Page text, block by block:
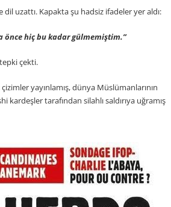
dil uzattı. Kapakta şu hadsiz ifadeler yer aldı:
önce hiç bu kadar gülmemiştim.”
çekti.
yayınlamış, dünya Müslümanlarının
kardeşler tarafından silahlı saldırıya uğramış